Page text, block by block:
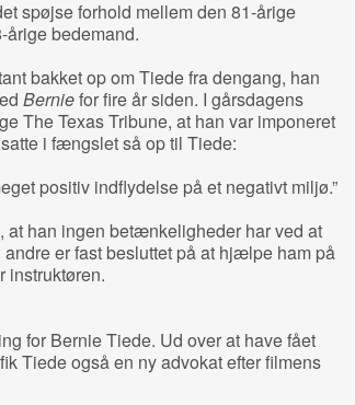
spøjse forhold mellem den 81-årige
bedemand.
bakket op om Tiede fra dengang, han
Berniefor fire år siden. I gårsdagens
The Texas Tribune, at han var imponeret
i fængslet så op til Tiede:
positiv indflydelse på et negativt miljø.”
at han ingen betænkeligheder har ved at
andre er fast besluttet på at hjælpe ham på
instruktøren.
for Bernie Tiede. Ud over at have fået
Tiede også en ny advokat efter filmens